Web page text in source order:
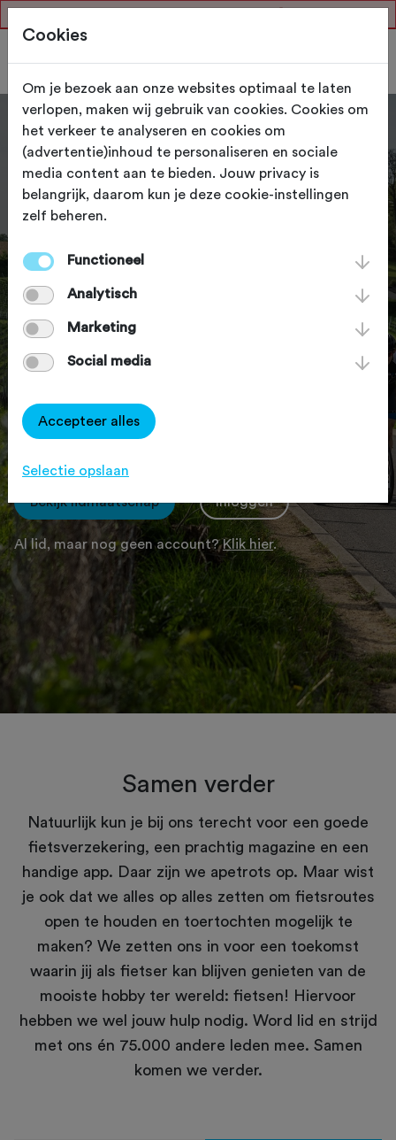
Sluit je aan bij
Fietssport
Als lid van de grootste fietsclub van Nederland
fietsverzekering, ontvang je korting op
toertochten, download je gratis routes én
Bekijk lidmaatschap Inloggen
Al lid, maar nog geen account?Klik hier.
Samen verder
Natuurlijk kun je bij ons terecht voor een goede
fietsverzekering, een prachtig magazine en een
handige app. Daar zijn we apetrots op. Maar wist
je ook dat we alles op alles zetten om fietsroutes
open te houden en toertochten mogelijk te
maken? We zetten ons in voor een toekomst
waarin jij als fietser kan blijven genieten van de
mooiste hobby ter wereld: fietsen! Hiervoor
hebben we wel jouw hulp nodig. Word lid en strijd
met ons én 75.000 andere leden mee. Samen
komen we verder.
Cookies
Om je bezoek aan onze websites optimaal te laten
verlopen, maken wij gebruik van cookies. Cookies om
het verkeer te analyseren en cookies om
(advertentie)inhoud te personaliseren en sociale
media content aan te bieden. Jouw privacy is
belangrijk, daarom kun je deze cookie-instellingen
zelf beheren.
Functioneel
Analytisch
Marketing
Social media
Accepteer alles
Selectie opslaan